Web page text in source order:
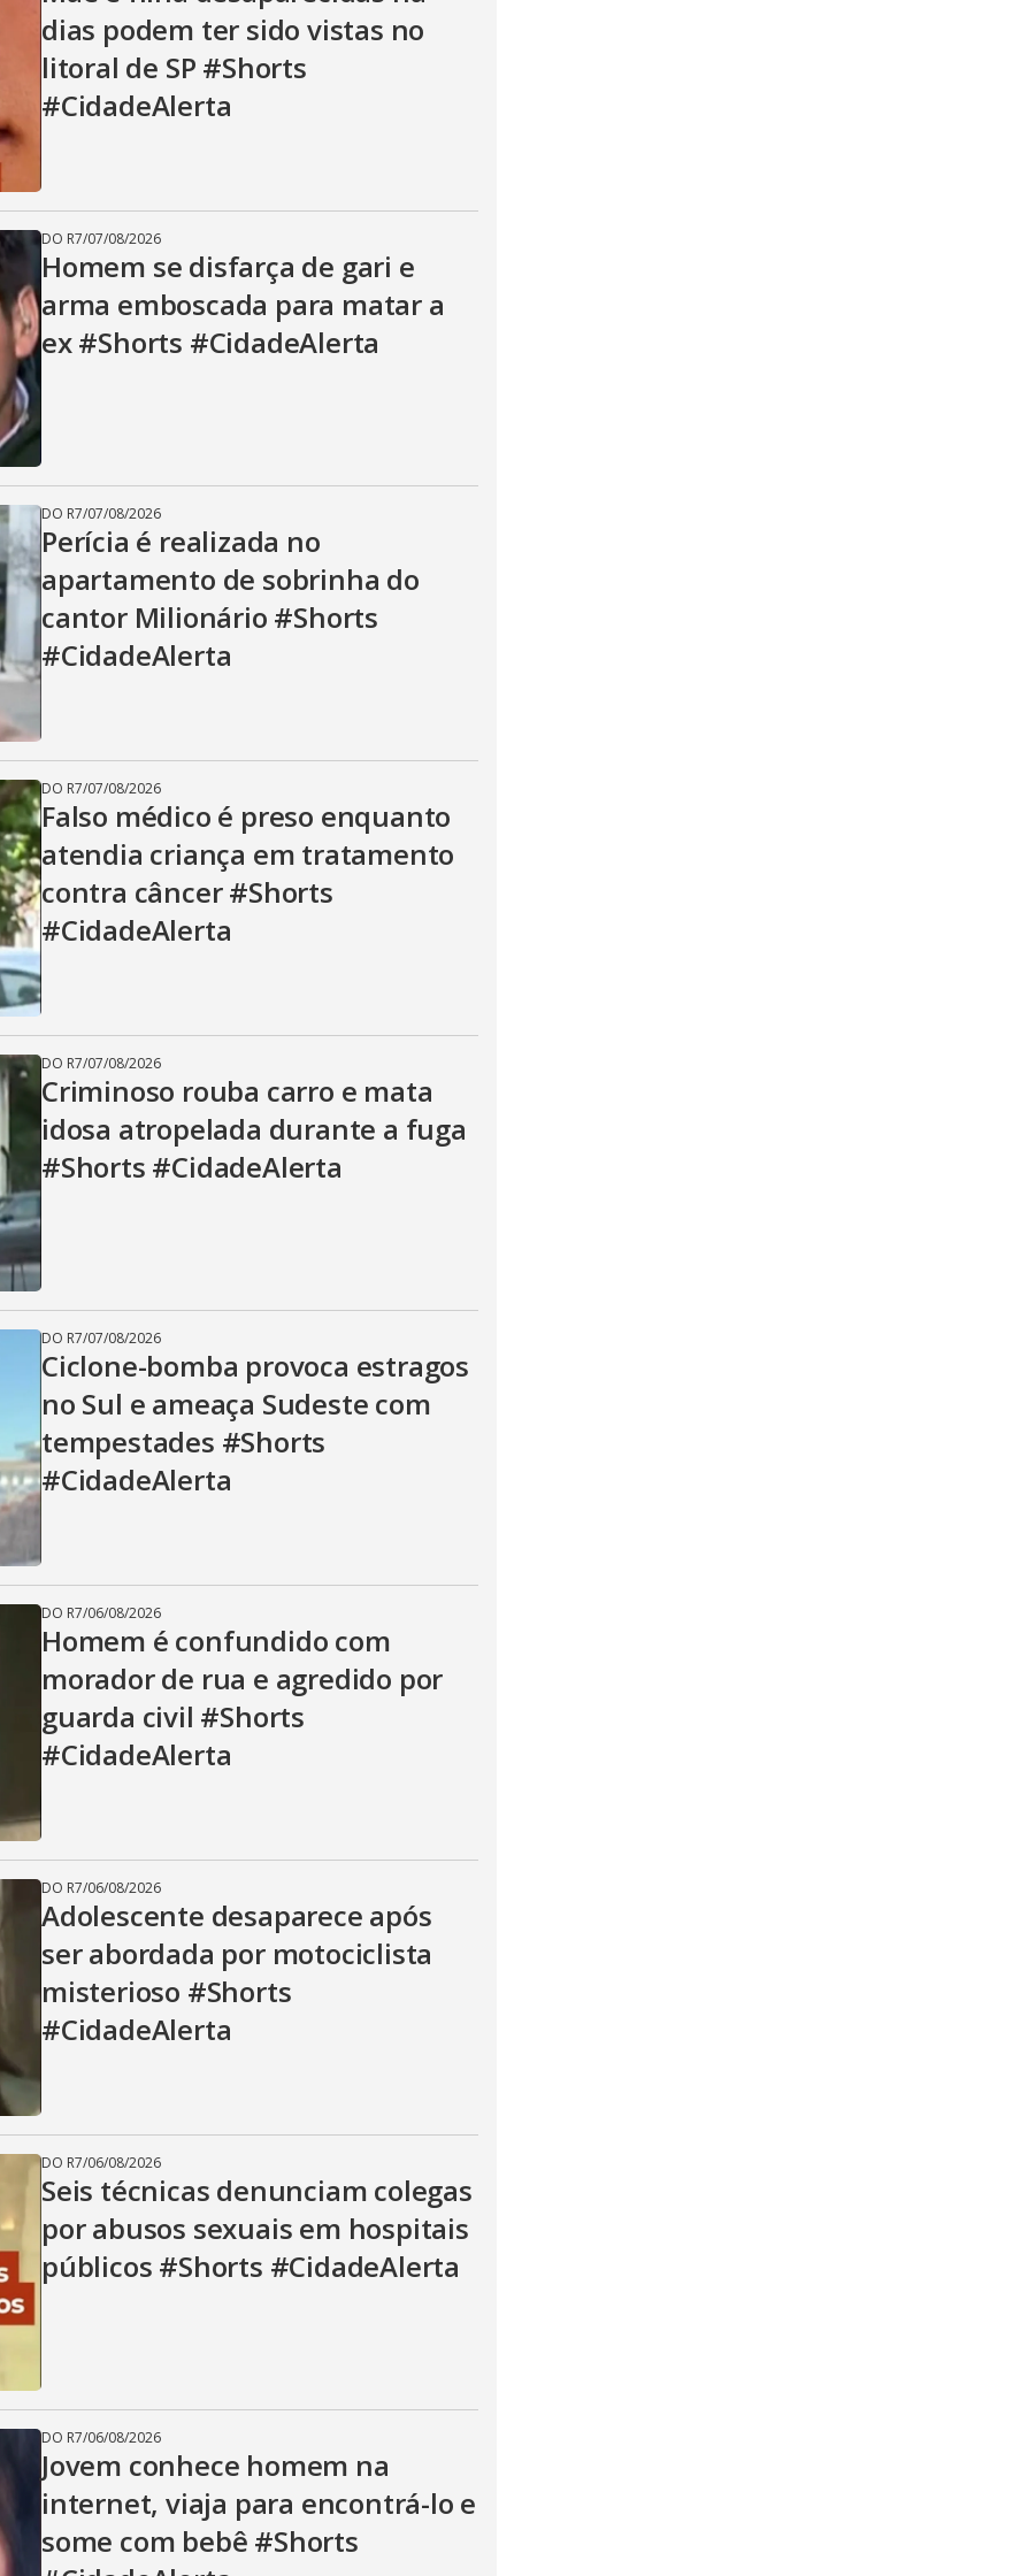
i
d
e
o
dias podem ter sido vistas no
litoral de SP #Shorts
#CidadeAlerta
DO R7/07/08/2026
Homem se disfarça de gari e
arma emboscada para matar a
ex #Shorts #CidadeAlerta
DO R7/07/08/2026
Perícia é realizada no
apartamento de sobrinha do
cantor Milionário #Shorts
#CidadeAlerta
DO R7/07/08/2026
Falso médico é preso enquanto
atendia criança em tratamento
contra câncer #Shorts
#CidadeAlerta
DO R7/07/08/2026
Criminoso rouba carro e mata
idosa atropelada durante a fuga
#Shorts #CidadeAlerta
DO R7/07/08/2026
Ciclone-bomba provoca estragos
no Sul e ameaça Sudeste com
tempestades #Shorts
#CidadeAlerta
DO R7/06/08/2026
Homem é confundido com
morador de rua e agredido por
guarda civil #Shorts
#CidadeAlerta
DO R7/06/08/2026
Adolescente desaparece após
ser abordada por motociclista
misterioso #Shorts
#CidadeAlerta
DO R7/06/08/2026
Seis técnicas denunciam colegas
por abusos sexuais em hospitais
públicos #Shorts #CidadeAlerta
DO R7/06/08/2026
Jovem conhece homem na
internet, viaja para encontrá-lo e
some com bebê #Shorts